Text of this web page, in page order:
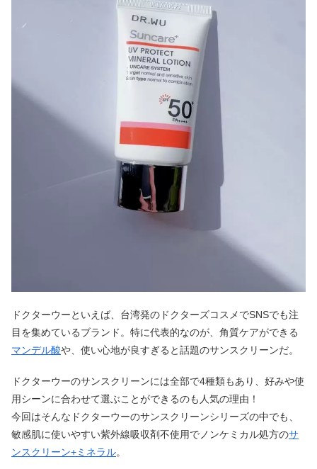
ドクターウーといえば、台湾発のドクターズコスメでSNSでも注
目を集めているブランド。特に代表的なのが、角質ケアができる
マンデル酸や、使い心地が良すぎると話題のサンスクリーンだ。
ドクターウーのサンスクリーンには全部で4種類もあり、好みや使
用シーンに合わせて選ぶことができるのも人気の理由！
今回はそんなドクターウーのサンスクリーンシリーズの中でも、
敏感肌に使いやすい紫外線吸収剤不使用でノンケミカル処方のサ
ンスクリーン+ミネラル。